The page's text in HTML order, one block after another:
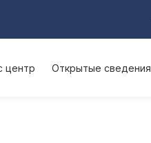
центр Открытые сведения